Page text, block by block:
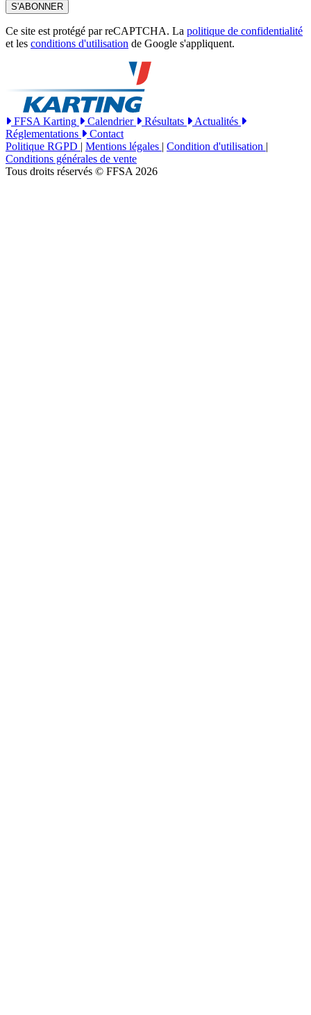
S'ABONNER
Ce site est protégé par reCAPTCHA. La politique de confidentialité
et les conditions d'utilisation de Google s'appliquent.
FFSA Karting Calendrier Résultats
Actualités
Réglementations
Contact
Politique RGPD | Mentions légales | Condition d'utilisation |
Conditions générales de vente
Tous droits réservés © FFSA 2026